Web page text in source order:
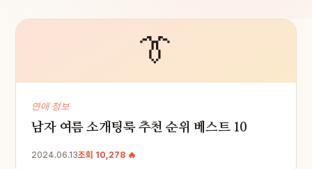
👔
연애 정보
남자 여름 소개팅룩 추천 순위 베스트 10
2024.06.13조회 10,278 🔥